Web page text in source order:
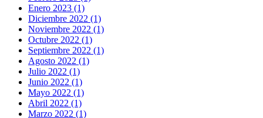
Enero 2023 (1)
Diciembre 2022 (1)
Noviembre 2022 (1)
Octubre 2022 (1)
Septiembre 2022 (1)
Agosto 2022 (1)
Julio 2022 (1)
Junio 2022 (1)
Mayo 2022 (1)
Abril 2022 (1)
Marzo 2022 (1)